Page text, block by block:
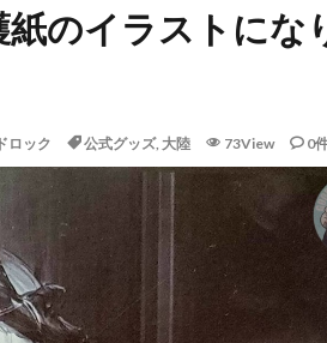
のイラストにな
ロック 公式グッズ, 大陸 73View 0